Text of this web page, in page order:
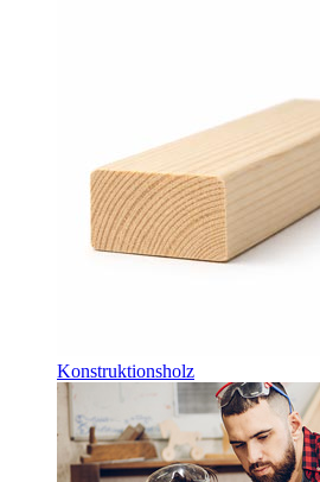
Konstruktionsholz